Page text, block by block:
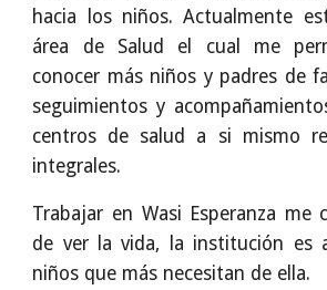
hacia los niños. Actualmente
área de Salud el cual me
conocer más niños y padres de
seguimientos y
centros de salud a si mismo
integrales.
Trabajar en Wasi Esperanza me
de ver la vida, la institución es
niños que más necesitan de ella.